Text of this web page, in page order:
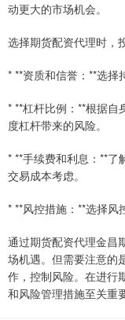
动更大的市场机会。
选择期货配资代理时，
* **资质和信誉：**选择
* **杠杆比例：**根据自
度杠杆带来的风险。
* **手续费和利息：**了
交易成本考虑。
* **风控措施：**选择风
通过期货配资代理金昌
场机遇。但需要注意的
作，控制风险。在进行
和风险管理措施至关重